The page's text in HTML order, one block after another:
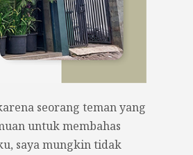
seorang teman yang
untuk membahas
saya mungkin tidak